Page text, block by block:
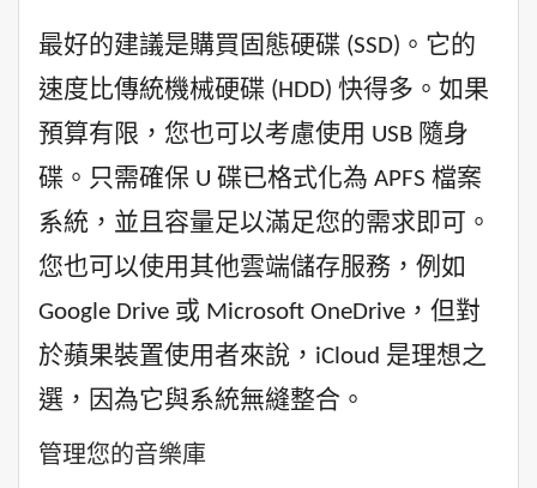
最好的建議是購買固態硬碟 (SSD)。它的
速度比傳統機械硬碟 (HDD) 快得多。如果
預算有限，您也可以考慮使用 USB 隨身
碟。只需確保 U 碟已格式化為 APFS 檔案
系統，並且容量足以滿足您的需求即可。
您也可以使用其他雲端儲存服務，例如
Google Drive 或 Microsoft OneDrive，但對
於蘋果裝置使用者來說，iCloud 是理想之
選，因為它與系統無縫整合。
管理您的音樂庫